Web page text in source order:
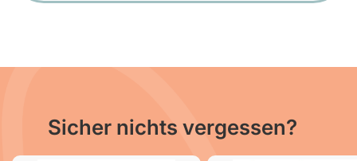
Sicher nichts vergessen?